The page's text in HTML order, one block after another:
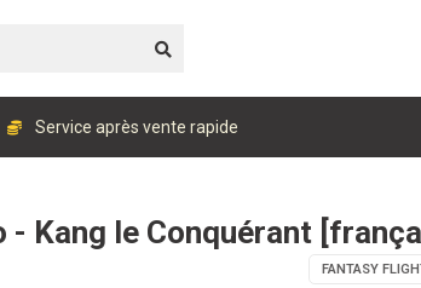
Service après vente rapide
- Kang le Conquérant
FANTASY